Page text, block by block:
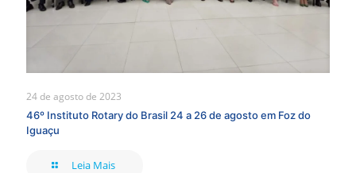
24 de agosto de 2023
46º Instituto Rotary do Brasil 24 a 26 de agosto em Foz do
Iguaçu
Leia Mais